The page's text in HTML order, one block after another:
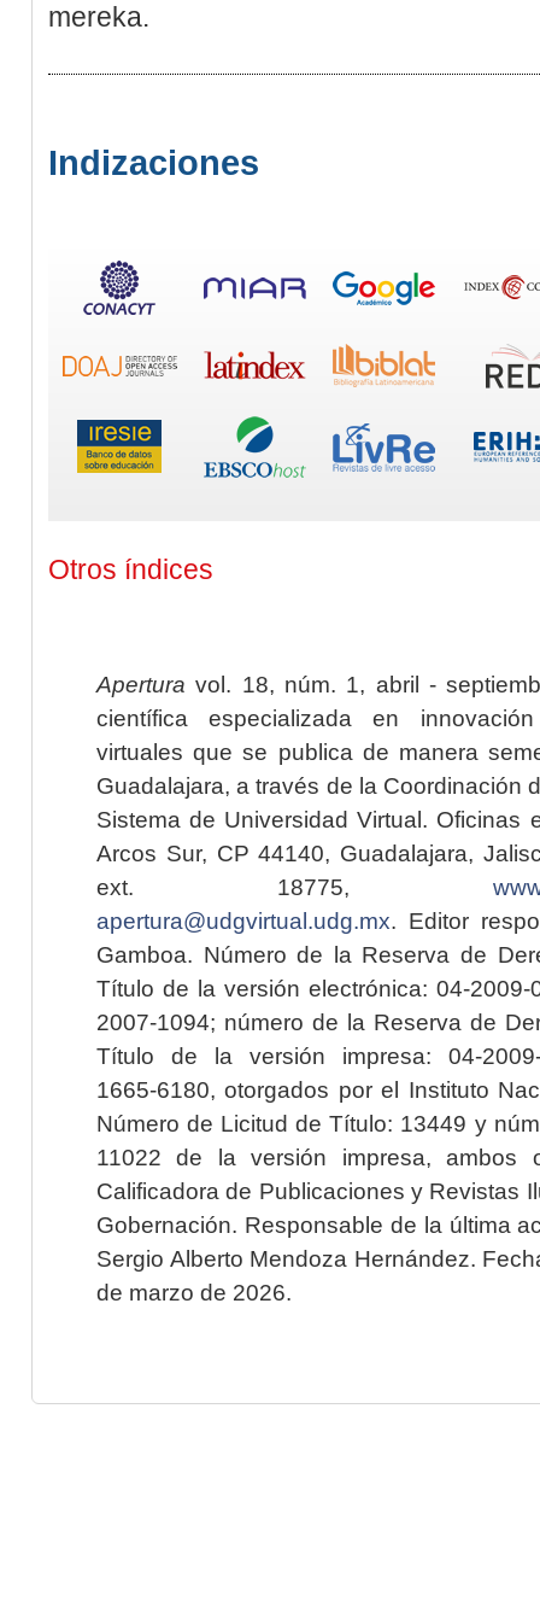
merеka.
Indizaciones
Otros índices
Apertura vol. 18, núm. 1, abril -
científica especializada en
virtuales que se publica de manera
Guadalajara, a través de la Coordinación
Sistema de Universidad Virtual. Oficinas
Arcos Sur, CP 44140, Guadalajara,
ext. 18775,
apertura@udgvirtual.udg.mx. Editor
Gamboa. Número de la Reserva de
Título de la versión electrónica: 04-2009-
2007-1094; número de la Reserva de
Título de la versión impresa: 04-2009-
1665-6180, otorgados por el Instituto
Número de Licitud de Título: 13449 y
11022 de la versión impresa, ambos
Calificadora de Publicaciones y Revistas
Gobernación. Responsable de la última
Sergio Alberto Mendoza Hernández.
de marzo de 2026.